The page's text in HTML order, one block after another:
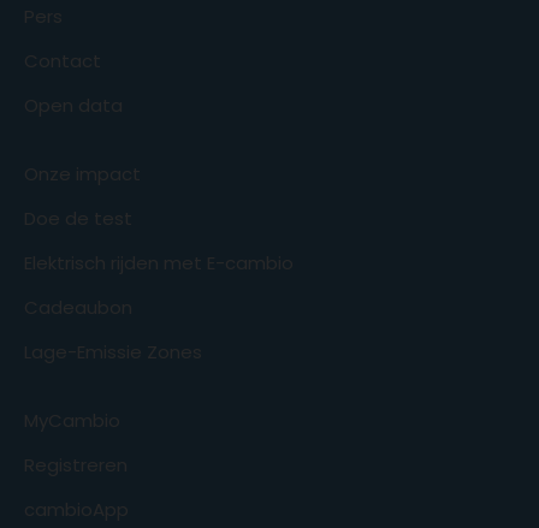
Pers
Contact
Open data
Onze impact
Doe de test
Elektrisch rijden met E-cambio
Cadeaubon
Lage-Emissie Zones
MyCambio
Registreren
cambioApp